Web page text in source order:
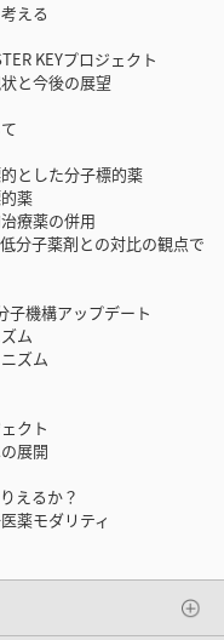
える
KEYプロジェクト
と今後の展望
とした分子標的薬
薬
療薬の併用
分子薬剤との対比の観点で
子機構アップデート
ム
ズム
クト
展開
えるか？
薬モダリティ